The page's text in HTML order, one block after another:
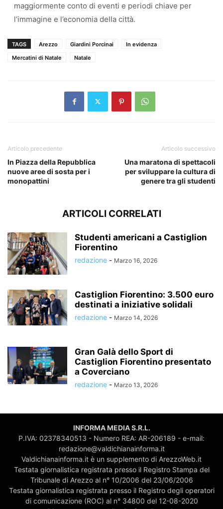
maggiormente conto di eventi e periodi chiave per
l’immagine e l’economia della città.
TAGS Arezzo Giardini Porcinai
In evidenza
Mercatini di Natale
Natale
Articolo precedente
In Piazza della Repubblica
nuove aree di sosta per i
monopattini
Articolo successivo
Una maratona di spettacoli
per sviluppare la cultura di
genere tra gli studenti
ARTICOLI CORRELATI
Studenti americani a Castiglion
Fiorentino
redazione - Marzo 16, 2026
Castiglion Fiorentino: 3.500 euro
destinati a iniziative solidali
redazione - Marzo 14, 2026
Gran Galà dello Sport di
Castiglion Fiorentino presentato
a Coverciano
redazione - Marzo 13, 2026
INFORMA MEDIA S.R.L.
P.IVA: 02378340513 - Numero REA: AR-206189 - e-mail:
redazione@valdichianainforma.it
Valdichianainforma.it è un supplemento di ArezzoWeb.it
Testata giornalistica registrata presso il Registro Stampa del
Tribunale di Arezzo al n° 10/2006 del 23/06/2006
Testata giornalistica registrata presso il Registro degli operatori
di comunicazione (ROC) al n° 34800 del 12-08-2020